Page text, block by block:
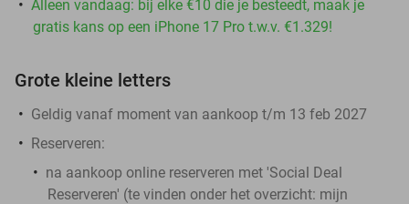
Alleen vandaag: bij elke €10 die je besteedt, maak je
gratis kans op een iPhone 17 Pro t.w.v. €1.329!
Grote kleine letters
Geldig vanaf moment van aankoop t/m 13 feb 2027
Reserveren:
na aankoop online reserveren met 'Social Deal
Reserveren' (te vinden onder het overzicht: mijn